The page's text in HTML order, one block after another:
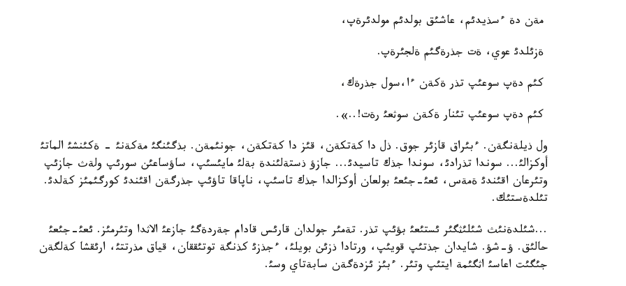
مةن دة ءسذيدئم، عاشئق بولدئم مولدئرةپ،
ةزئلدئ عوي، ةت جذرةگئم ةلجئرةپ.
كئم دةپ سوعئپ تذر ةكةن ءا،سول جذرةك،
كئم دةپ سوعئپ تئنار ةكةن سوثعئ رةت!..».
ول ذيلةنگةن. ءبئراق قازئر جوق. ذل دا كةتكةن، قئز دا كةتكةن، جونئمةن. بذگئنگئ مةكةنئ - ةكئنشئ الماتئ
أوكزالئ... سوندا تذرادئ، سوندا جذك تاسيدئ... جازؤ ذستةلئندة بةلئ مايئسئپ، ساؤساعئن سورئپ ولةث جازئپ
وتئرعان اقئندئ ةمةس، ئعئ-جئعئ بولعان أوكزالدا جذك تاسئپ، ناپاقا تاؤئپ جذرگةن اقئندئ كورگئمئز كةلدئ.
تئلدةستئك.
...شئلدةنئث شئلئثگئر ئستئعئ بؤئپ تذر. تةمئر جولدان قارئس قادام جةردةگئ جازعئ الاثدا وتئرمئز. ئعئ-جئعئ
حالئق. ؤ-شؤ. شايدان جذتئپ قويئپ، ورتادا ذزئن بويلئ، ءجذزئ كذنگة توتئققان، قياق مذرتتئ، ارئقشا كةلگةن
جئگئت اعاسئ اثگئمة ايتئپ وتئر. ءبئز ئزدةگةن سابةتاي وسئ.